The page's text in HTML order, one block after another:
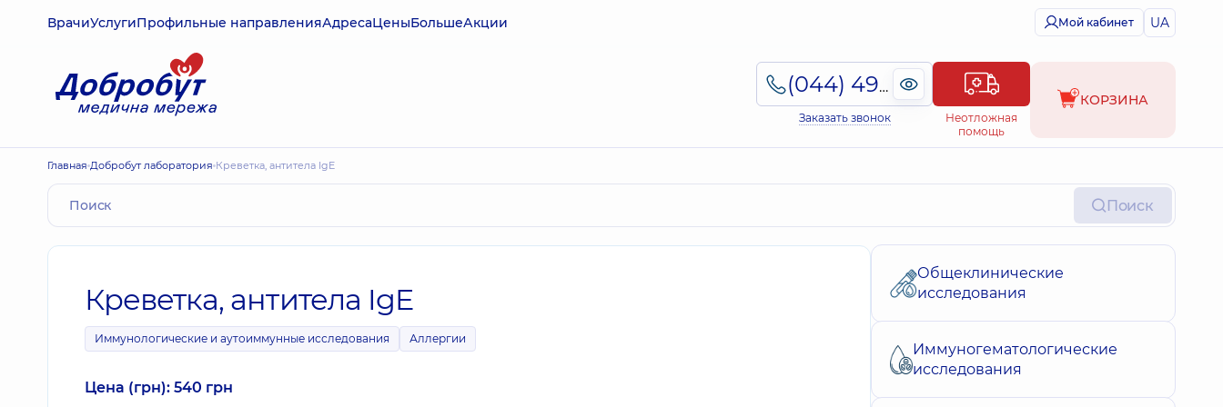
ВрачиУслугиПрофильные направленияАдресаЦеныБольшеАкции Мой кабинет UA
(044) 495-2-888
Заказать звонок
Неотложная
помощь
КОРЗИНА
Главная Добробут лаборатория Креветка, антитела IgE
Поиск
Креветка, антитела IgE
Иммунологические и аутоиммунные исследования Аллергии
Цена (грн): 540 грн
Общеклинические
исследования
Иммуногематологические
исследования